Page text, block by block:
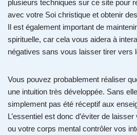
plusieurs techniques sur ce site pour
avec votre Soi christique et obtenir
Il est également important de
spirituelle, car cela vous aidera à
négatives sans vous laisser tirer vers
Vous pouvez probablement réaliser
une intuition très développée. Sans
simplement pas été réceptif aux
L’essentiel est donc d’éviter de
ou votre corps mental contrôler vos